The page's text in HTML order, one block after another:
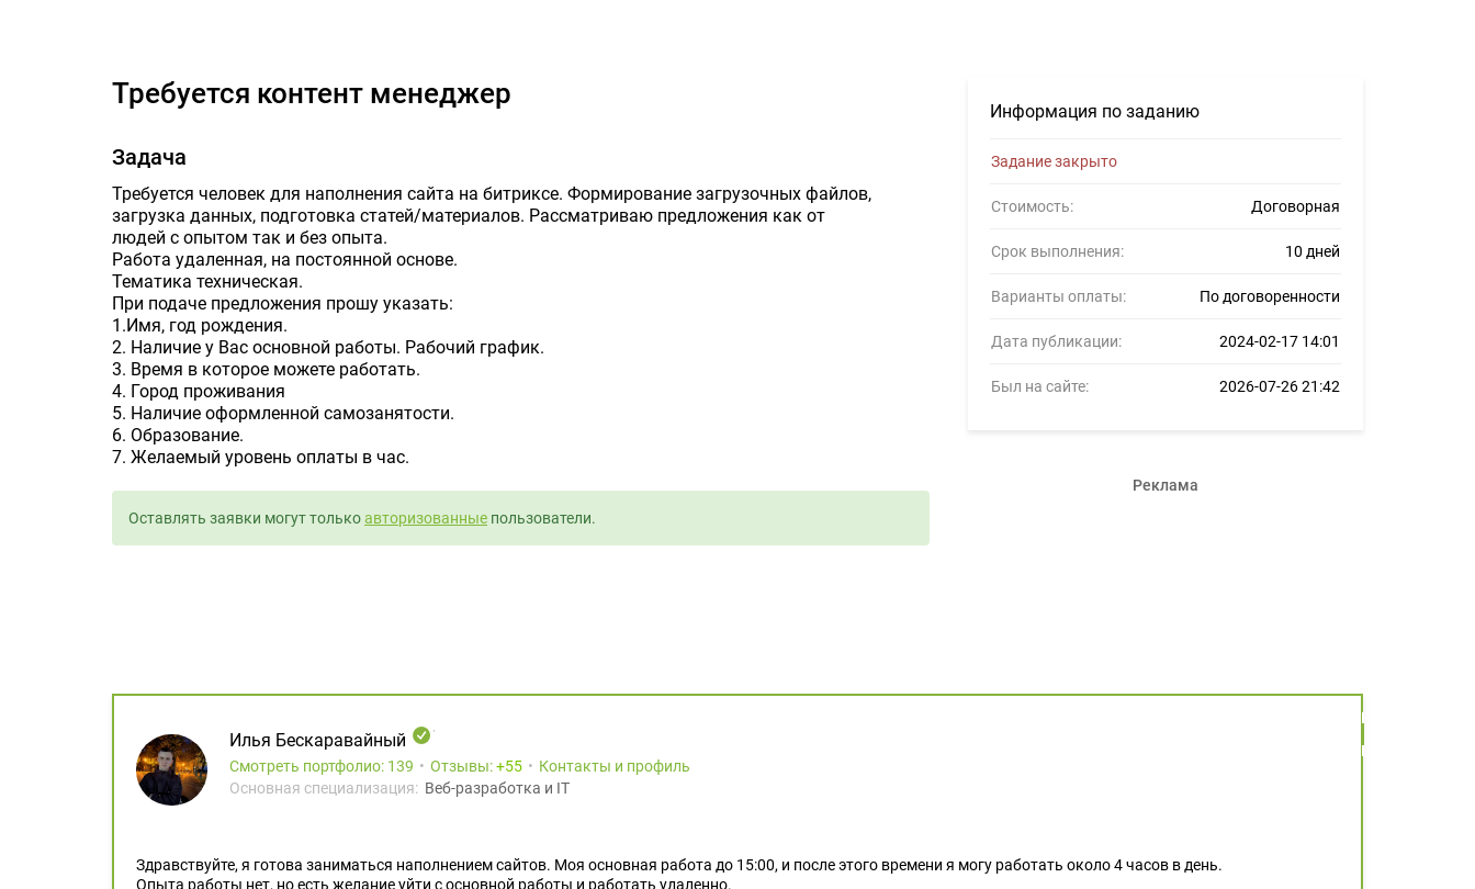
Информация по заданию
Задание закрыто
Стоимость: Договорная
Срок выполнения: 10 дней
Варианты оплаты: По договоренности
Дата публикации: 2024-02-17 14:01
Был на сайте: 2026-07-26 21:42
Реклама
Требуется контент менеджер
Задача
Требуется человек для наполнения сайта на битриксе. Формирование загрузочных файлов,
загрузка данных, подготовка статей/материалов. Рассматриваю предложения как от
людей с опытом так и без опыта.
Работа удаленная, на постоянной основе.
Тематика техническая.
При подаче предложения прошу указать:
1.Имя, год рождения.
2. Наличие у Вас основной работы. Рабочий график.
3. Время в которое можете работать.
4. Город проживания
5. Наличие оформленной самозанятости.
6. Образование.
7. Желаемый уровень оплаты в час.
Оставлять заявки могут толькоавторизованные пользователи.
Илья Бескаравайный
Смотреть портфолио: 139 Отзывы: 55
Контакты и профиль
Основная специализация: Веб-разработка и IT
Здравствуйте, я готова заниматься наполнением сайтов. Моя основная работа до 15:00, и после этого времени я могу работать около 4 часов в день.
Опыта работы нет, но есть желание уйти с основной работы и работать удаленно.